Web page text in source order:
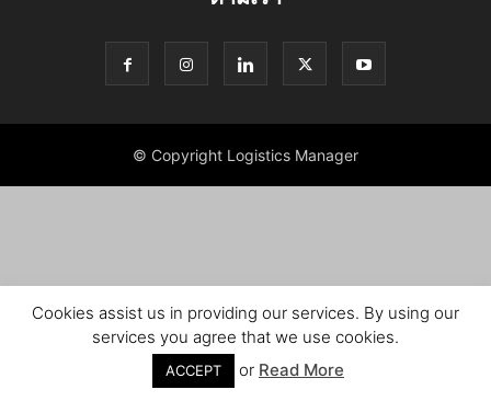
© Copyright Logistics Manager
Cookies assist us in providing our services. By using our
services you agree that we use cookies.
ACCEPT or Read More